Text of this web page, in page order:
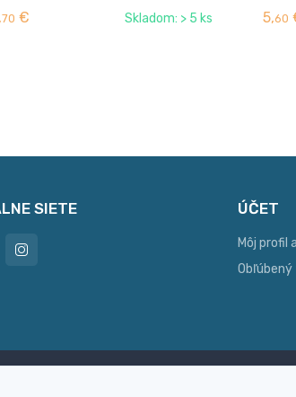
70 € Skladom: > 5 ks 5,60
SIETE ÚČET
Môj profil